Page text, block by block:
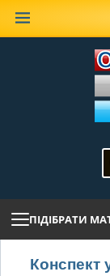
ПІДІБРАТИ
Конспект